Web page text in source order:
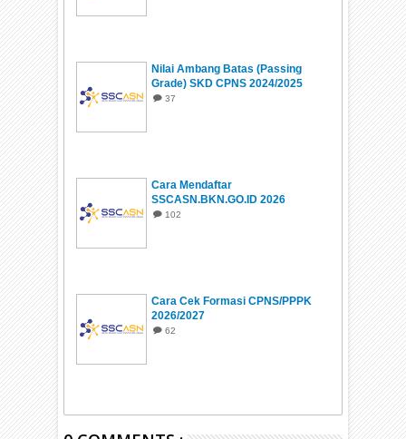
Nilai Ambang Batas (Passing
Grade) SKD CPNS 2024/2025
37
Cara Mendaftar
SSCASN.BKN.GO.ID 2026
102
Cara Cek Formasi CPNS/PPPK
2026/2027
62